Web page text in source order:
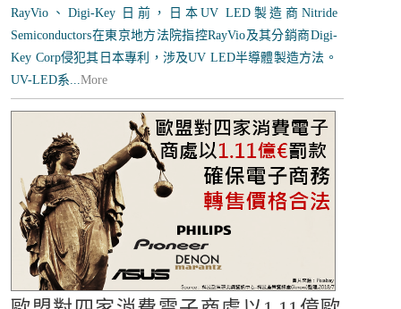
RayVio、Digi-Key 日前，日本UV LED製造商Nitride
Semiconductors在東京地方法院指控RayVio及其分銷商Digi-
Key Corp侵犯其日本專利，涉及UV LED半導體製造方法。
UV-LED系...More